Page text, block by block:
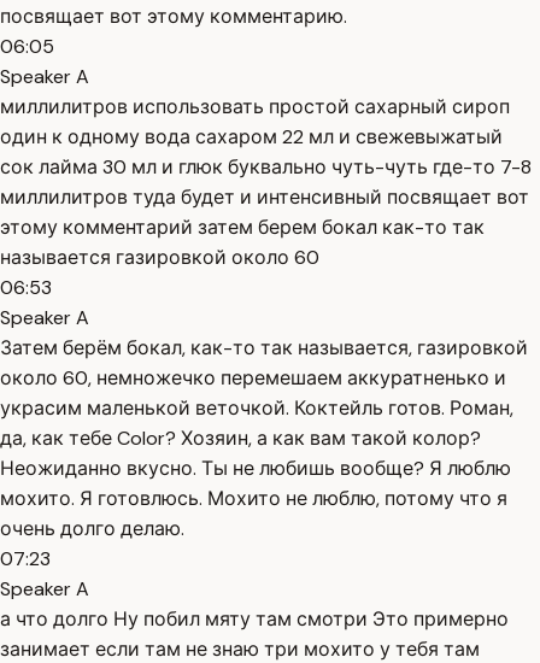
посвящает вот этому комментарию.
06:05
Speaker A
миллилитров использовать простой сахарный сироп
один к одному вода сахаром 22 мл и свежевыжатый
сок лайма 30 мл и глюк буквально чуть-чуть где-то 7-8
миллилитров туда будет и интенсивный посвящает вот
этому комментарий затем берем бокал как-то так
называется газировкой около 60
06:53
Speaker A
Затем берём бокал, как-то так называется, газировкой
около 60, немножечко перемешаем аккуратненько и
украсим маленькой веточкой. Коктейль готов. Роман,
да, как тебе Color? Хозяин, а как вам такой колор?
Неожиданно вкусно. Ты не любишь вообще? Я люблю
мохито. Я готовлюсь. Мохито не люблю, потому что я
очень долго делаю.
07:23
Speaker A
а что долго Ну побил мяту там смотри Это примерно
занимает если там не знаю три мохито у тебя там